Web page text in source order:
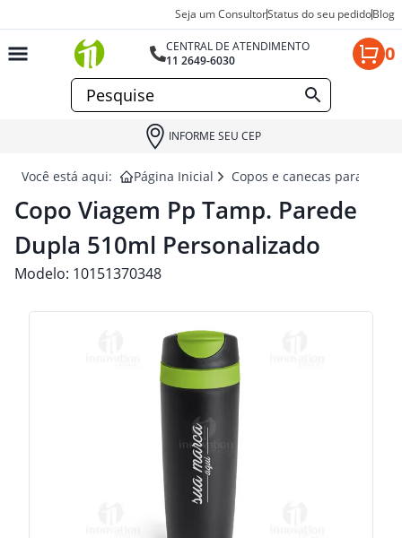
Seja um ConsultorStatus do seu pedidoBlog
CENTRAL DE ATENDIMENTO
11 2649-6030
0
INFORME SEU CEP
Você está aqui: Página Inicial Copos e canecas para
Copo Viagem Pp Tamp. Parede
Dupla 510ml Personalizado
Modelo: 10151370348